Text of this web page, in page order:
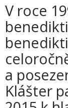
V roce
a
Klášter